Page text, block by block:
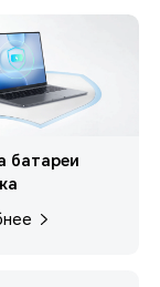
батареи